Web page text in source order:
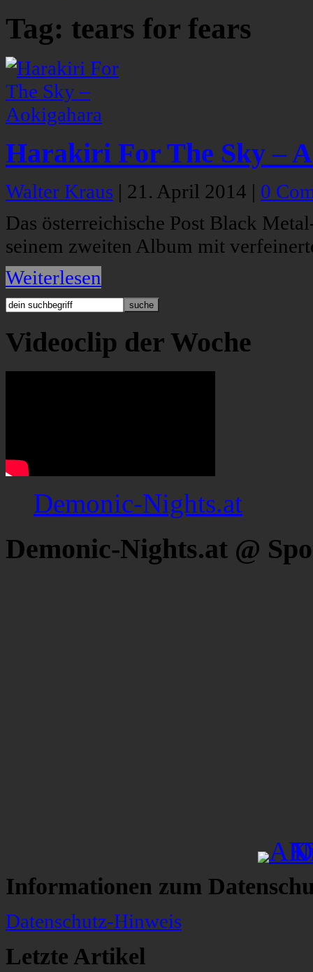
Tag: tears for fears
Harakiri For The Sky –
Walter Kraus | 21. April 2014 | 0
Das österreichische Post Black
seinem zweiten Album mit
Weiterlesen
Videoclip der Woche
Demonic-Nights.at
Demonic-Nights.at @
Informationen zum
Datenschutz-Hinweis
Letzte Artikel